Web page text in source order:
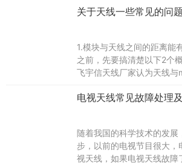
阻小、安装使用方便；内
一体化，调节便利；平板
么？在谈缝隙式平板天线工
解一下有关波导的情况。波
不
关于天线一些常见的问
1.模块与天线之间的距离能
之前，先要搞清楚以下2个
飞宇信天线厂家认为天线
天线：天线与mfr500之间
接，理论上这个距离可达
上这个距离可达10米。由
13.56m，而且谐振电
电视天线常见故障处理
随着我国的科学技术的发展
步，以前的电视节目很大
视天线，如果电视天线故障